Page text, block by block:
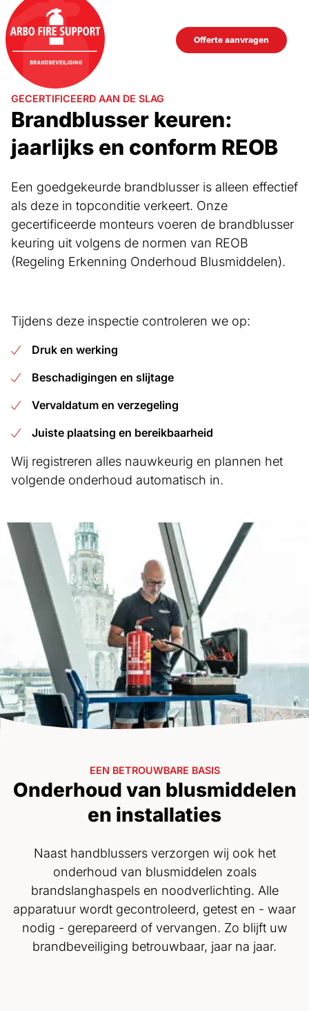
overslaan
Offerte aanvragen
GECERTIFICEERD AAN DE SLAG
Brandblusser keuren:
jaarlijks en conform REOB
Een goedgekeurde brandblusser is alleen effectief
als deze in topconditie verkeert. Onze
gecertificeerde monteurs voeren de brandblusser
keuring uit volgens de normen van REOB
(Regeling Erkenning Onderhoud Blusmiddelen).
Tijdens deze inspectie controleren we op:
Druk en werking
Beschadigingen en slijtage
Vervaldatum en verzegeling
Juiste plaatsing en bereikbaarheid
Wij registreren alles nauwkeurig en plannen het
volgende onderhoud automatisch in.
EEN BETROUWBARE BASIS
Onderhoud van blusmiddelen
en installaties
Naast handblussers verzorgen wij ook het
onderhoud van blusmiddelen zoals
brandslanghaspels en noodverlichting. Alle
apparatuur wordt gecontroleerd, getest en - waar
nodig - gerepareerd of vervangen. Zo blijft uw
brandbeveiliging betrouwbaar, jaar na jaar.